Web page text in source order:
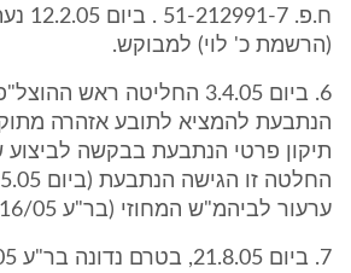
ח.פ.
(הרשמת כ' לוי) למבוקש.
6. ביום 3.4.05 החליטה ראש
הנתבעת להמציא לתובע אזהרה
תיקון פרטי הנתבעת בבקשה
ערעור לביהמ"ש המחוזי (בר"ע 1816/05).